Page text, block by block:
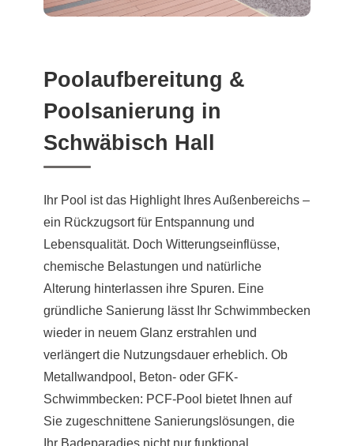
Poolaufbereitung &
Poolsanierung in
Schwäbisch Hall
Ihr Pool ist das Highlight Ihres Außenbereichs –
ein Rückzugsort für Entspannung und
Lebensqualität. Doch Witterungseinflüsse,
chemische Belastungen und natürliche
Alterung hinterlassen ihre Spuren. Eine
gründliche Sanierung lässt Ihr Schwimmbecken
wieder in neuem Glanz erstrahlen und
verlängert die Nutzungsdauer erheblich. Ob
Metallwandpool, Beton- oder GFK-
Schwimmbecken: PCF-Pool bietet Ihnen auf
Sie zugeschnittene Sanierungslösungen, die